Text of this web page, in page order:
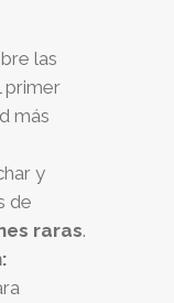
las
primer
más
y
de
raras.